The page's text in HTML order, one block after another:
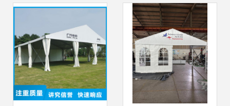
出租的优势解析